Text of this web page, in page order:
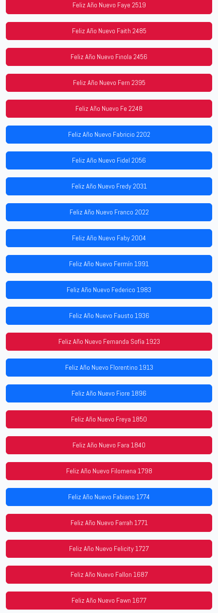
Feliz Año Nuevo Faye 2519
Feliz Año Nuevo Faith 2485
Feliz Año Nuevo Finola 2456
Feliz Año Nuevo Fern 2395
Feliz Año Nuevo Fe 2248
Feliz Año Nuevo Fabricio 2202
Feliz Año Nuevo Fidel 2056
Feliz Año Nuevo Fredy 2031
Feliz Año Nuevo Franco 2022
Feliz Año Nuevo Faby 2004
Feliz Año Nuevo Fermín 1991
Feliz Año Nuevo Federico 1983
Feliz Año Nuevo Fausto 1936
Feliz Año Nuevo Fernanda Sofía 1923
Feliz Año Nuevo Florentino 1913
Feliz Año Nuevo Fiore 1896
Feliz Año Nuevo Freya 1850
Feliz Año Nuevo Fara 1840
Feliz Año Nuevo Filomena 1798
Feliz Año Nuevo Fabiano 1774
Feliz Año Nuevo Farrah 1771
Feliz Año Nuevo Felicity 1727
Feliz Año Nuevo Fallon 1687
Feliz Año Nuevo Fawn 1677